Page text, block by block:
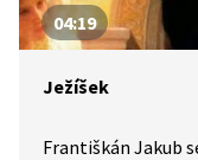
04:19
Ježíšek
Františkán Jakub